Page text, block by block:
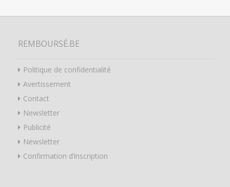
REMBOURSÉ.BE
Politique de confidentialité
Avertissement
Contact
Newsletter
Publicité
Newsletter
Confirmation d’inscription